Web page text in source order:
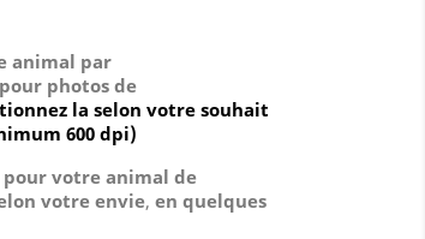
animal par
photos de
la selon votre souhait
600 dpi)
votre animal de
votre envie, en quelques